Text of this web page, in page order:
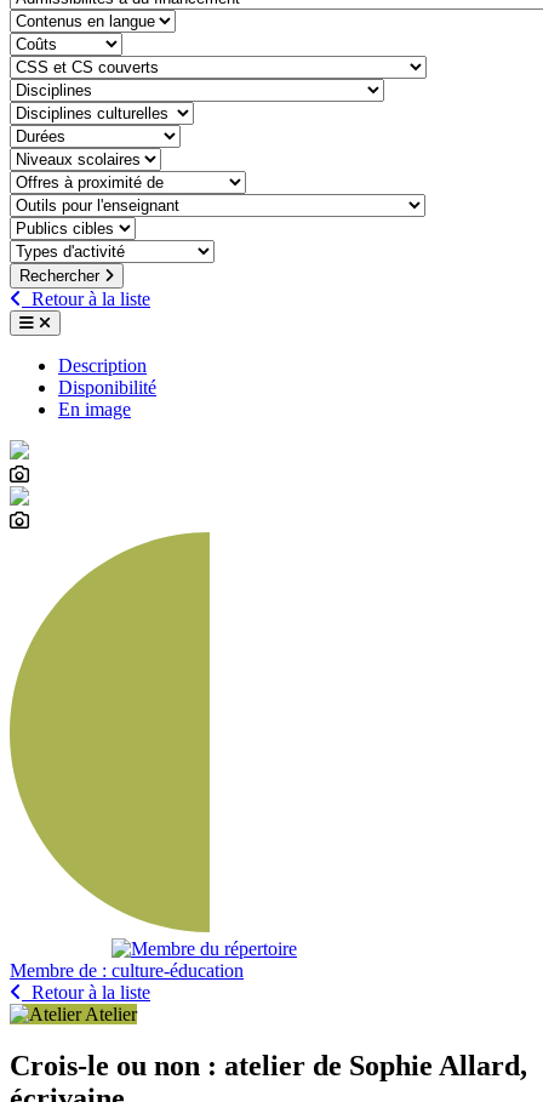
contenu-en-langue
cout
css-et-cs-couvert
discipline
discipline-culturelle
duree
niveaux-scolaires
offre-a-proximite-de
outil-pour-lenseignant
public-cible
type-dactivite
Rechercher
Retour à la liste
Description
Disponibilité
En image
Membre de :
Retour à la liste
Atelier
Crois-le ou non : atelier de Sophie Allard,